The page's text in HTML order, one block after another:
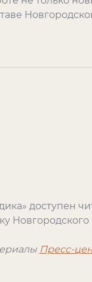
доступен
Пресс-